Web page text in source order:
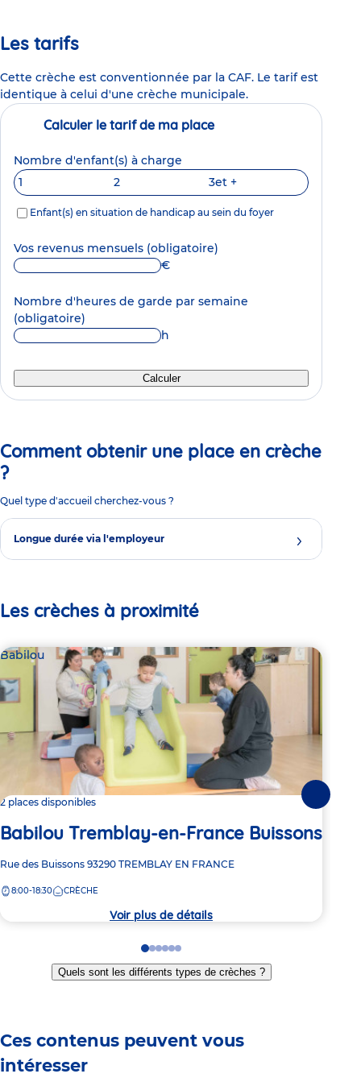
Les tarifs
Cette crèche est conventionnée par la CAF. Le tarif est
identique à celui d'une crèche municipale.
Calculer le tarif de ma place
Nombre d'enfant(s) à charge
1
2 3et +
Enfant(s) en situation de handicap au sein du foyer
Vos revenus mensuels (obligatoire)
€
Nombre d'heures de garde par semaine
(obligatoire)
h
Calculer
Comment obtenir une place en crèche
?
Quel type d'accueil cherchez-vous ?
Longue durée via l'employeur
Les crèches à proximité
Babilou
2 places disponibles
Babilou Tremblay-en-France Buissons
Adresse
la
Rue des Buissons 93290 TREMBLAY EN FRANCE
8:00-18:30 CRÈCHE
Voir plus de détails
Go
to
slide
Go
to
slide
Go
to
slide
Go
to
slide
Go
to
slide
Go
to
slide
Quels sont les différents types de crèches ?
Ces contenus peuvent vous
intéresser